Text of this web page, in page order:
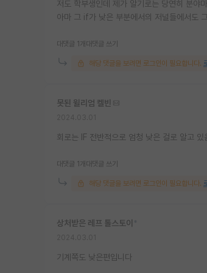
저도 학부생인데 제가 알기로는 당연히 분야
아마 그 if가 낮은 부분에서의 저널들에서도
대댓글 1개 대댓글 쓰기
해당 댓글을 보려면 로그인이 필요합니다.
못된 윌리엄 켈빈
회로는 IF 전반적으로 엄청 낮은 걸로 알고 있
대댓글 1개 대댓글 쓰기
해당 댓글을 보려면 로그인이 필요합니다.
상처받은 레프 톨스토이
기계쪽도 낮은편입니다